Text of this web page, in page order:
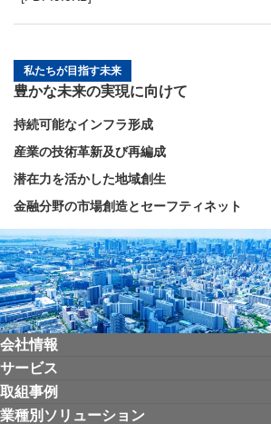
私たちが目指す未来
豊かな未来の実現に向けて
持続可能なインフラ形成
産業の技術革新及び再編成
潜在力を活かした地域創生
金融分野の市場創造とセーフティネット
会社情報
サービス
取組事例
業種別ソリューション